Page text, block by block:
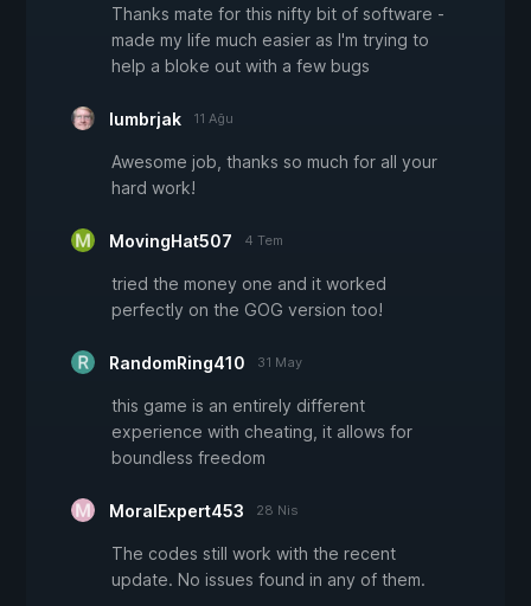
Thanks mate for this nifty bit of software -
made my life much easier as I'm trying to
help a bloke out with a few bugs
lumbrjak 11 Ağu
Awesome job, thanks so much for all your
hard work!
MovingHat507 4 Tem
tried the money one and it worked
perfectly on the GOG version too!
RandomRing410 31 May
this game is an entirely different
experience with cheating, it allows for
boundless freedom
MoralExpert453 28 Nis
The codes still work with the recent
update. No issues found in any of them.